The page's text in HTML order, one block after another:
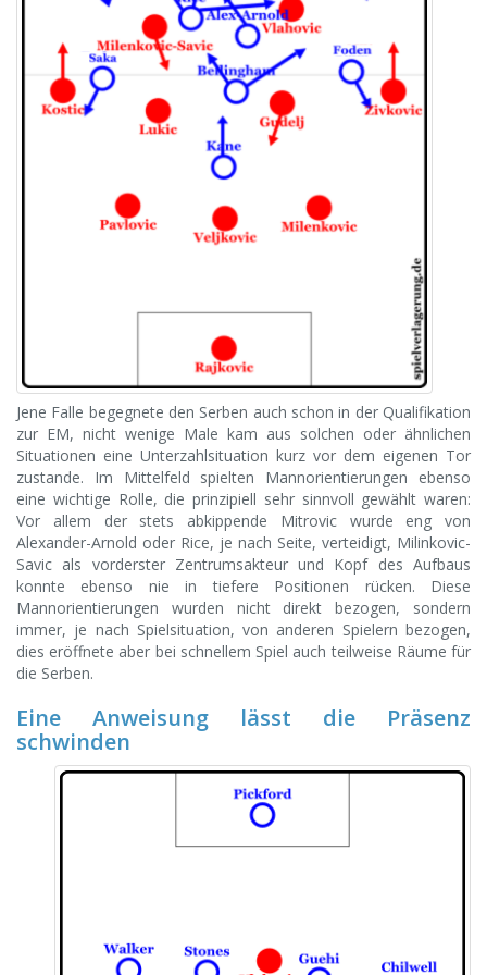
Jene Falle begegnete den Serben auch schon in der Qualifikation
zur EM, nicht wenige Male kam aus solchen oder ähnlichen
Situationen eine Unterzahlsituation kurz vor dem eigenen Tor
zustande. Im Mittelfeld spielten Mannorientierungen ebenso
eine wichtige Rolle, die prinzipiell sehr sinnvoll gewählt waren:
Vor allem der stets abkippende Mitrovic wurde eng von
Alexander-Arnold oder Rice, je nach Seite, verteidigt, Milinkovic-
Savic als vorderster Zentrumsakteur und Kopf des Aufbaus
konnte ebenso nie in tiefere Positionen rücken. Diese
Mannorientierungen wurden nicht direkt bezogen, sondern
immer, je nach Spielsituation, von anderen Spielern bezogen,
dies eröffnete aber bei schnellem Spiel auch teilweise Räume für
die Serben.
Eine Anweisung lässt die Präsenz
schwinden